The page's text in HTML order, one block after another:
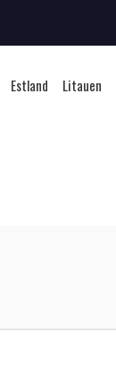
Estland Litauen